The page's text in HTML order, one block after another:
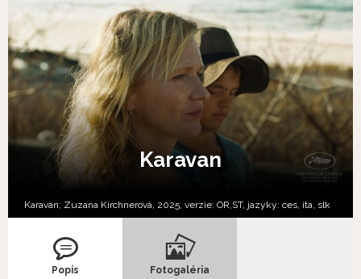
Karavan
Karavan; Zuzana Kirchnerová, 2025, verzie: OR, ST, jazyky: ces ita slk
Popis Fotogaléria